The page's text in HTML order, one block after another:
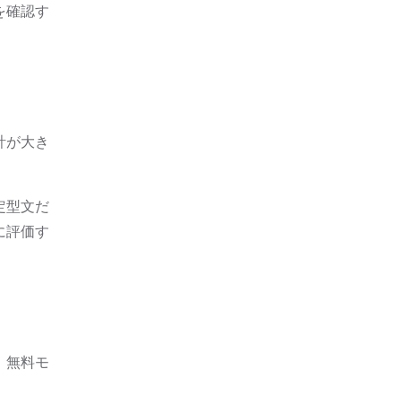
確認す
が大き
型文だ
評価す
無料モ